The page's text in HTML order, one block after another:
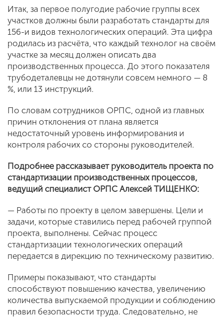
Итак, за первое полугодие рабочие группы всех
участков должны были разработать стандарты для
156-и видов технологических операций. Эта цифра
родилась из расчёта, что каждый технолог на своём
участке за месяц должен описать два
производственных процесса. До этого показателя
трубодеталевцы не дотянули совсем немного — 8
%, или 13 инструкций.
По словам сотрудников ОРПС, одной из главных
причин отклонения от плана является
недостаточный уровень информирования и
контроля рабочих со стороны руководителей.
Подробнее рассказывает руководитель проекта по
стандартизации производственных процессов,
ведущий специалист ОРПС Алексей ТИЩЕНКО:
— Работы по проекту в целом завершены. Цели и
задачи, которые ставились перед рабочей группой
проекта, выполнены. Сейчас процесс
стандартизации технологических операций
передается в дирекцию по техническому развитию.
Примеры показывают, что стандарты
способствуют повышению качества, увеличению
количества выпускаемой продукции и соблюдению
правил безопасности труда. Следовательно, не